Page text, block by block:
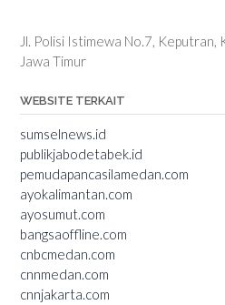
Jl. Polisi Istimewa No.7, Keputran,
Jawa Timur
WEBSITE TERKAIT
sumselnews.id
publikjabodetabek.id
pemudapancasilamedan.com
ayokalimantan.com
ayosumut.com
bangsaoffline.com
cnbcmedan.com
cnnmedan.com
cnnjakarta.com